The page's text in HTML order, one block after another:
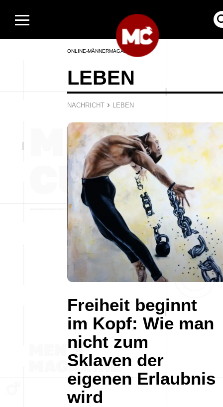
ONLINE-MÄNNERMAGAZIN
LEBEN
NACHRICHT › LEBEN
Freiheit beginnt
im Kopf: Wie man
nicht zum
Sklaven der
eigenen Erlaubnis
wird